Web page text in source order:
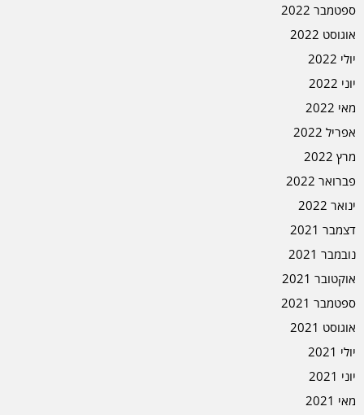
ספטמבר 2022
אוגוסט 2022
יולי 2022
יוני 2022
מאי 2022
אפריל 2022
מרץ 2022
פברואר 2022
ינואר 2022
דצמבר 2021
נובמבר 2021
אוקטובר 2021
ספטמבר 2021
אוגוסט 2021
יולי 2021
יוני 2021
מאי 2021